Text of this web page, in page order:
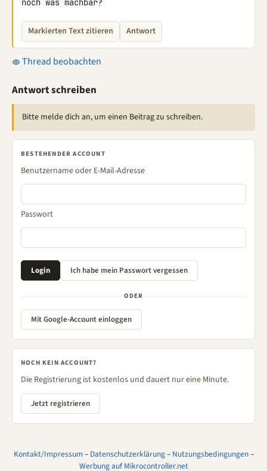
noch was machbar?
Markierten Text zitieren Antwort
Thread beobachten
Antwort schreiben
Bitte melde dich an, um einen Beitrag zu schreiben.
BESTEHENDER ACCOUNT
Benutzername oder E-Mail-Adresse
Passwort
ODER
Mit Google-Account einloggen
NOCH KEIN ACCOUNT?
Die Registrierung ist kostenlos und dauert nur eine Minute.
Jetzt registrieren
Kontakt/Impressum– Datenschutzerklärung– Nutzungsbedingungen–
Werbung auf Mikrocontroller.net